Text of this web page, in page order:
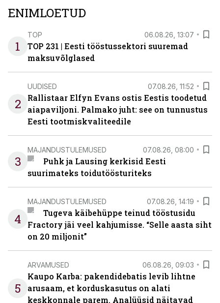
ENIMLOETUD
1
TOP 06.08.26, 13:07
TOP 231 | Eesti tööstussektori suuremad
maksuvõlglased
2
UUDISED 07.08.26, 11:52
Rallistaar Elfyn Evans ostis Eestis toodetud
aiapaviljoni. Palmako juht: see on tunnustus
Eesti tootmiskvaliteedile
3
MAJANDUSTULEMUSED 07.08.26, 08:00
Puhk ja Lausing kerkisid Eesti
suurimateks toidutöösturiteks
4
MAJANDUSTULEMUSED 07.08.26, 14:19
Tugeva käibehüppe teinud tööstusidu
Fractory jäi veel kahjumisse. “Selle aasta siht
on 20 miljonit”
5
ARVAMUSED 06.08.26, 09:03
Kaupo Karba: pakendidebatis levib lihtne
arusaam, et korduskasutus on alati
keskkonnale parem. Analüüsid näitavad